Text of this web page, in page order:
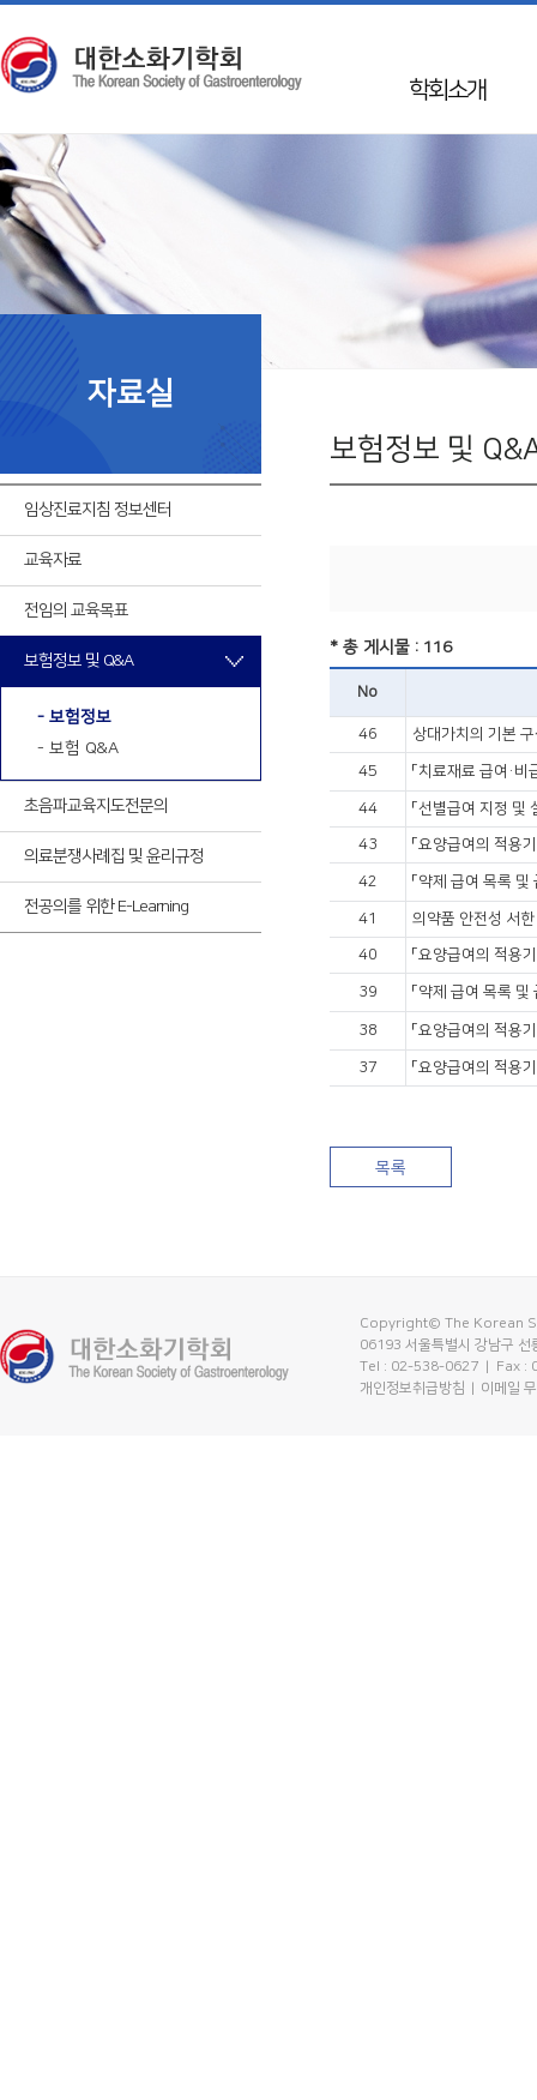
학회소개
Mission & Vision
학회연혁
50년사
임원진
국제교류
회칙
최신VOD
보험정보 및
자료실
임상진료지침 정보센터
교육자료
전임의 교육목표
보험정보 및 Q&A
- 보험정보
- 보험 Q&A
초음파교육지도전문의
의료분쟁사례집 및 윤리규정
전공의를 위한 E-Learning
* 총 게시물 : 116
No
46 상대가치의 기본
45 「치료재료 급여·
44 「선별급여 지정 및
43 「요양급여의 적용
42 「약제 급여 목록
41 의약품 안전성 서
40 「요양급여의 적용
39 「약제 급여 목록
38 「요양급여의 적용
37 「요양급여의 적용
목록
Copyright© The Korean
06193 서울특별시 강남구
Tel : 02-538-0627 | Fax :
개인정보취급방침
이메일